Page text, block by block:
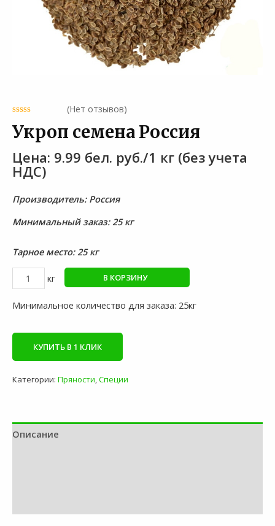
(Нет отзывов)
Укроп семена Россия
9.99 бел. руб./1 кг
Производитель: Россия
Минимальный заказ: 25 кг
Тарное место: 25 кг
Количество
товара
Укроп
Россия
В КОРЗИНУ
Минимальное количество для заказа: 25кг
КУПИТЬ В 1 КЛИК
Категории: Пряности,Специи
Описание